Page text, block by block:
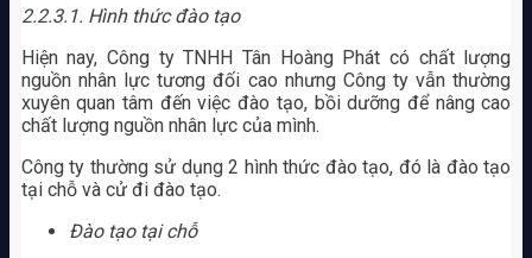
2.2.3.1. Hình thức đào tạo
Hiện nay, Công ty TNHH Tân Hoàng Phát có chất lượng
nguồn nhân lực tương đối cao nhưng Công ty vẫn thường
xuyên quan tâm đến việc đào tạo, bồi dưỡng để nâng cao
chất lượng nguồn nhân lực của mình.
Công ty thường sử dụng 2 hình thức đào tạo, đó là đào tạo
tại chỗ và cử đi đào tạo.
Đào tạo tại chỗ